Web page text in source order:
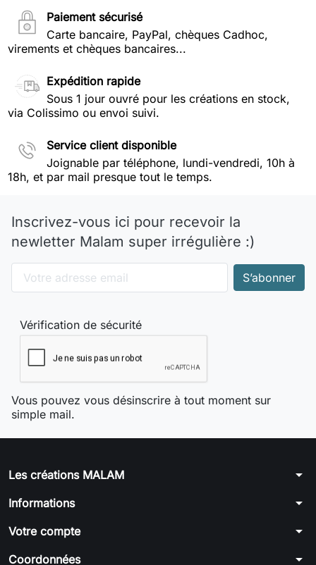
Paiement sécurisé
Carte bancaire, PayPal, chèques Cadhoc,
virements et chèques bancaires...
Expédition rapide
Sous 1 jour ouvré pour les créations en stock,
via Colissimo ou envoi suivi.
Service client disponible
Joignable par téléphone, lundi-vendredi, 10h à
18h, et par mail presque tout le temps.
Inscrivez-vous ici pour recevoir la
newletter Malam super irrégulière :)
Vérification de sécurité
Vous pouvez vous désinscrire à tout moment sur
simple mail.
Les créations MALAM arrow_drop_down
Informations arrow_drop_down
Votre compte arrow_drop_down
Coordonnées arrow_drop_down